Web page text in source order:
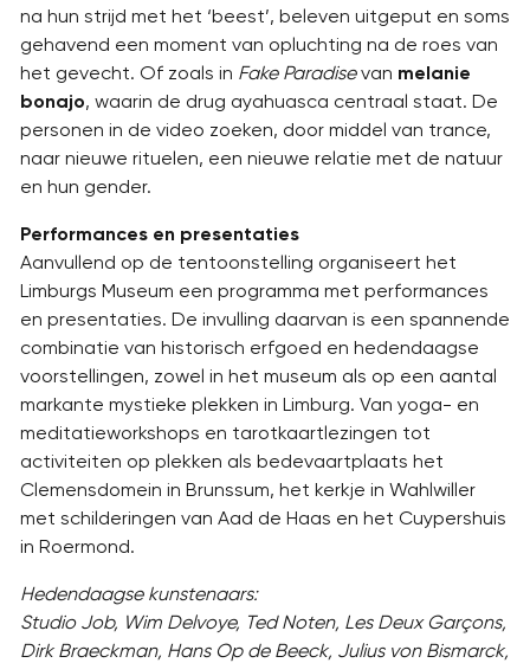
na hun strijd met het ‘beest’, beleven uitgeput en soms
gehavend een moment van opluchting na de roes van
het gevecht. Of zoals in Fake Paradisevan melanie
bonajo, waarin de drug ayahuasca centraal staat. De
personen in de video zoeken, door middel van trance,
naar nieuwe rituelen, een nieuwe relatie met de natuur
en hun gender.
Performances en presentaties
Aanvullend op de tentoonstelling organiseert het
Limburgs Museum een programma met performances
en presentaties. De invulling daarvan is een spannende
combinatie van historisch erfgoed en hedendaagse
voorstellingen, zowel in het museum als op een aantal
markante mystieke plekken in Limburg. Van yoga- en
meditatieworkshops en tarotkaartlezingen tot
activiteiten op plekken als bedevaartplaats het
Clemensdomein in Brunssum, het kerkje in Wahlwiller
met schilderingen van Aad de Haas en het Cuypershuis
in Roermond.
Hedendaagse kunstenaars:
Studio Job, Wim Delvoye, Ted Noten, Les Deux Garçons,
Dirk Braeckman, Hans Op de Beeck, Julius von Bismarck,